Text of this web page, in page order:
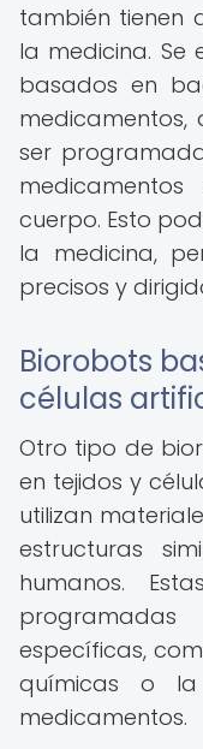
también tienen
la medicina. Se
basados en
ser
cuerpo. Esto
la medicina,
precisos y
Biorobots
células
Otro tipo de
en tejidos y
utilizan
estructuras
humanos.
específicas,
químicas o la
medicamentos.